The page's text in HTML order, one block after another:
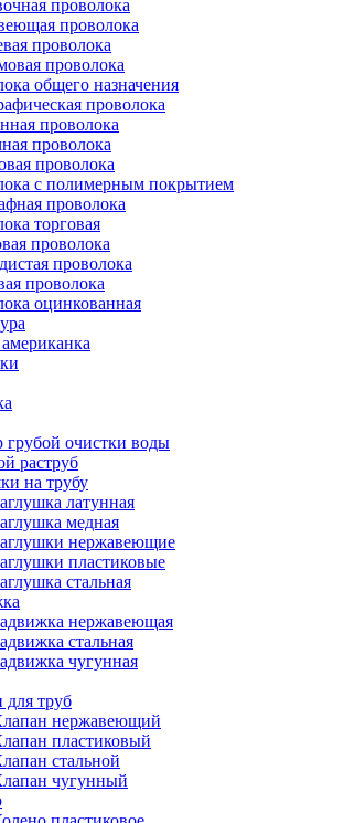
проволока
проволока
проволока
проволока
общего назначения
проволока
проволока
проволока
проволока
с полимерным покрытием
проволока
торговая
проволока
проволока
проволока
оцинкованная
грубой очистки воды
раструб
на трубу
латунная
медная
нержавеющие
пластиковые
стальная
нержавеющая
стальная
чугунная
для труб
нержавеющий
пластиковый
стальной
чугунный